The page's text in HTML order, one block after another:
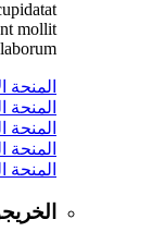
mollit
المنحة
المنحة
المنحة
المنحة